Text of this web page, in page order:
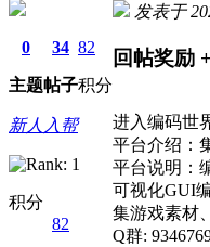
0
主题
34
帖子
82
积分
新人入帮
积分
82
发表于
回帖奖励
进入编码世
平台介绍：
平台说明：
可视化GUI
集游戏素材
Q群: